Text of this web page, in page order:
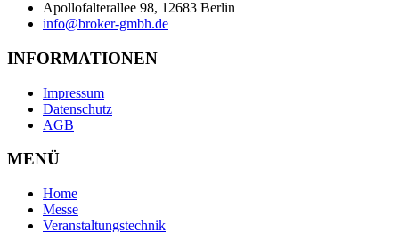
Apollofalterallee 98, 12683 Berlin
info@broker-gmbh.de
INFORMATIONEN
Impressum
Datenschutz
AGB
MENÜ
Home
Messe
Veranstaltungstechnik